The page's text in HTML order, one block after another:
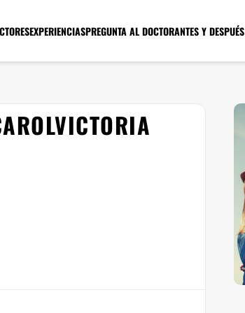
EXPERIENCIASPREGUNTA AL DOCTORANTES Y DESPUÉS